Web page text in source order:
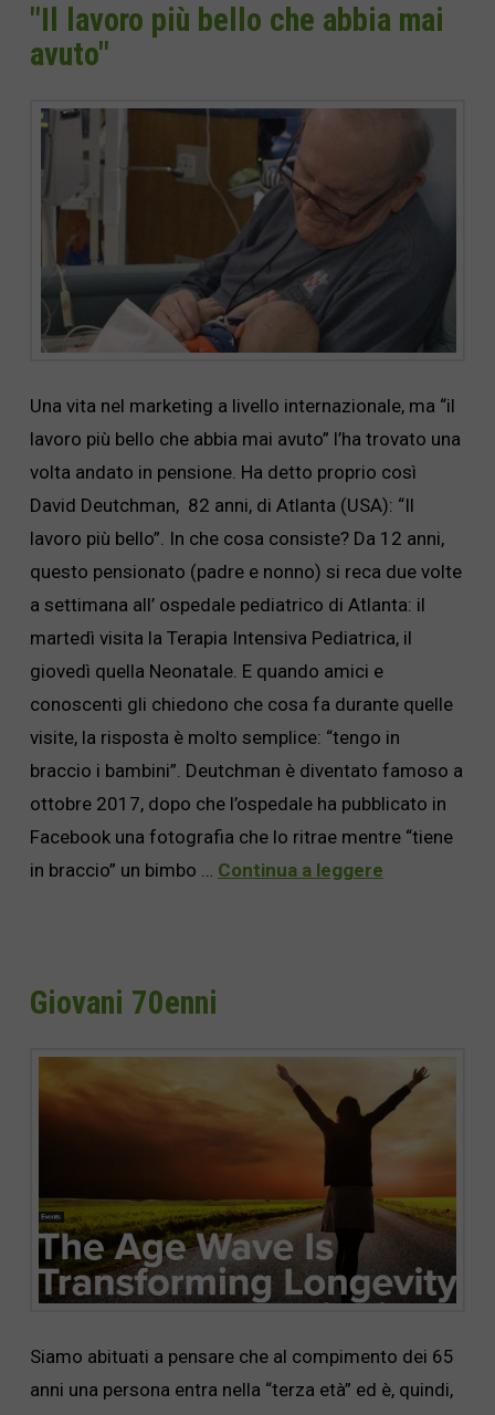
"Il lavoro più bello che abbia mai
avuto"
Una vita nel marketing a livello internazionale, ma “il
lavoro più bello che abbia mai avuto” l’ha trovato una
volta andato in pensione. Ha detto proprio così
David Deutchman, 82 anni, di Atlanta (USA): “Il
lavoro più bello”. In che cosa consiste? Da 12 anni,
questo pensionato (padre e nonno) si reca due volte
a settimana all’ ospedale pediatrico di Atlanta: il
martedì visita la Terapia Intensiva Pediatrica, il
giovedì quella Neonatale. E quando amici e
conoscenti gli chiedono che cosa fa durante quelle
visite, la risposta è molto semplice: “tengo in
braccio i bambini”. Deutchman è diventato famoso a
ottobre 2017, dopo che l’ospedale ha pubblicato in
Facebook una fotografia che lo ritrae mentre “tiene
in braccio” un bimbo … Continua a leggere
Giovani 70enni
Siamo abituati a pensare che al compimento dei 65
anni una persona entra nella “terza età” ed è, quindi,